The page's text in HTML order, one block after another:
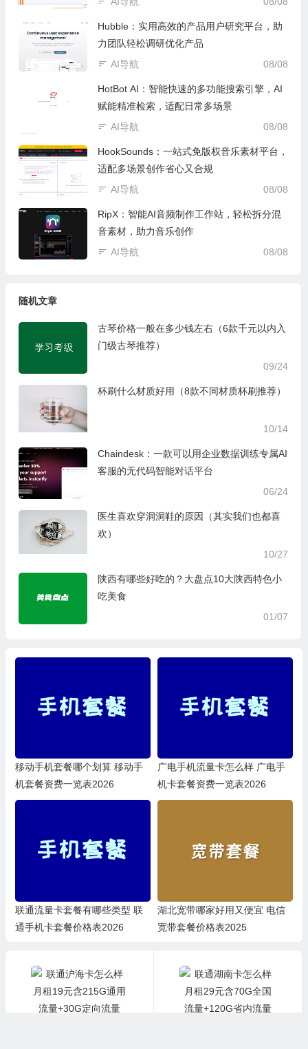
Hubble：实用高效的产品用户研究平台，助
力团队轻松调研优化产品
08/08
AI导航
HotBot AI：智能快速的多功能搜索引擎，AI
赋能精准检索，适配日常多场景
08/08
AI导航
HookSounds：一站式免版权音乐素材平台，
适配多场景创作省心又合规
08/08
AI导航
RipX：智能AI音频制作工作站，轻松拆分混
音素材，助力音乐创作
08/08
AI导航
随机文章
古琴价格一般在多少钱左右（6款千元以内入
门级古琴推荐）
09/24
杯刷什么材质好用（8款不同材质杯刷推荐）
10/14
Chaindesk：一款可以用企业数据训练专属AI
客服的无代码智能对话平台
06/24
医生喜欢穿洞洞鞋的原因（其实我们也都喜
欢）
10/27
陕西有哪些好吃的？大盘点10大陕西特色小
吃美食
01/07
移动手机套餐哪个划算 移动手
机套餐资费一览表2026
广电手机流量卡怎么样 广电手
机卡套餐资费一览表2026
联通流量卡套餐有哪些类型 联
通手机卡套餐价格表2026
湖北宽带哪家好用又便宜 电信
宽带套餐价格表2025